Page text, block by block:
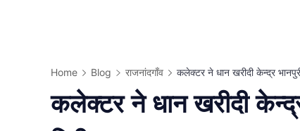
Home Blog राजनांदगाँव कलेक्टर ने धान खरीदी केन्द्र
कलेक्टर ने धान खरीदी